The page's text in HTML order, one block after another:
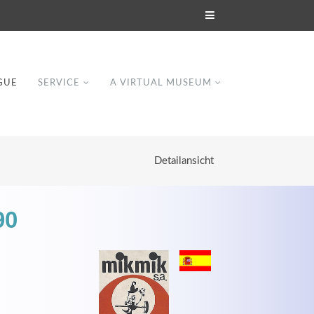
SERVICE A VIRTUAL MUSEUM
Detailansicht
Lorem ipsum dolor sit amet, consectetuer
elit. Aenean commodo ligula eget